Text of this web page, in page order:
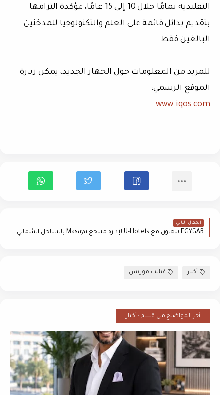
التقليدية تمامًا خلال 10 إلى 15 عامًا، مؤكدة التزامها
بتقديم بدائل قائمة على العلم والتكنولوجيا للمدخنين
البالغين فقط.
للمزيد من المعلومات حول الجهاز الجديد، يمكن زيارة
الموقع الرسمي:
www.iqos.com
المقال التالي
EGYGAB تتعاون مع U-Hotels لإدارة منتجع Masaya بالساحل الشمالي
أخبار فيليب موريس
أخر المواضيع من قسم : أخبار